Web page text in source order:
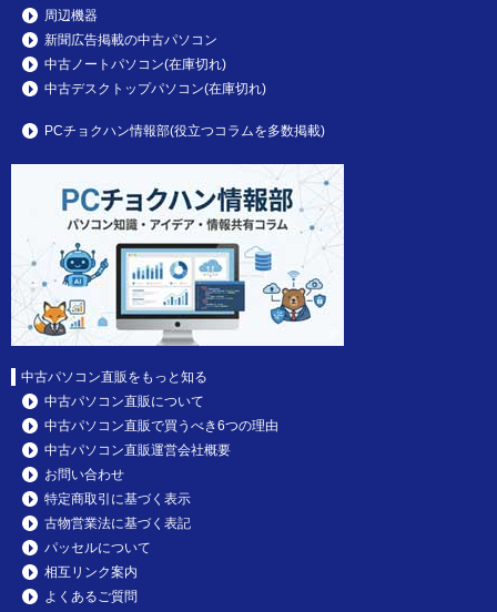
周辺機器
新聞広告掲載の中古パソコン
中古ノートパソコン(在庫切れ)
中古デスクトップパソコン(在庫切れ)
PCチョクハン情報部(役立つコラムを多数掲載)
中古パソコン直販をもっと知る
中古パソコン直販について
中古パソコン直販で買うべき6つの理由
中古パソコン直販運営会社概要
お問い合わせ
特定商取引に基づく表示
古物営業法に基づく表記
パッセルについて
相互リンク案内
よくあるご質問